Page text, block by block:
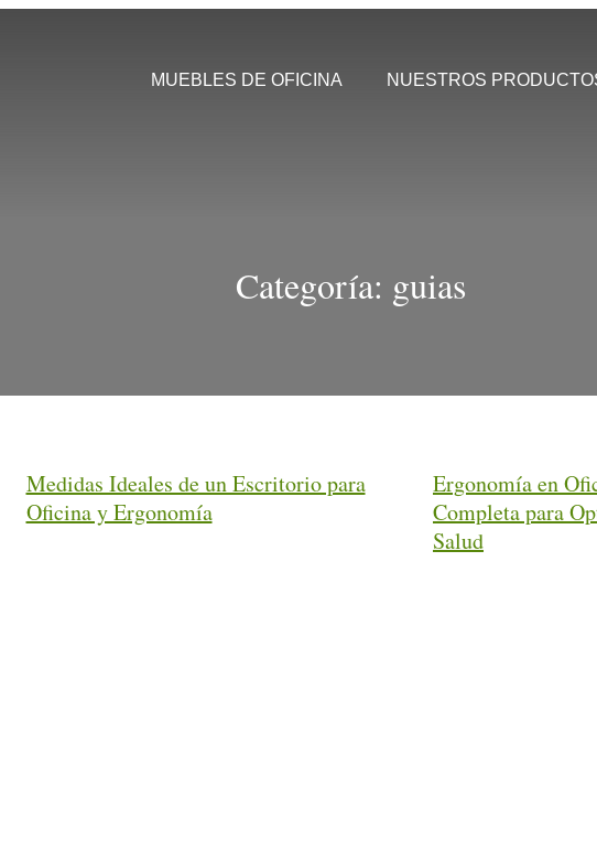
MUEBLES DE OFICINA NUESTROS
Categoría: guias
Medidas Ideales de un Escritorio para
Oficina y Ergonomía
Ergonomía en
Completa para
Salud